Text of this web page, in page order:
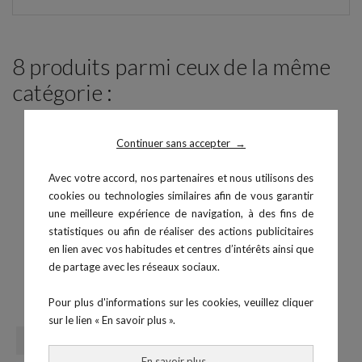
Continuer sans accepter →
Avec votre accord, nos partenaires et nous utilisons des
cookies ou technologies similaires afin de vous garantir
une meilleure expérience de navigation, à des fins de
statistiques ou afin de réaliser des actions publicitaires
en lien avec vos habitudes et centres d’intérêts ainsi que
de partage avec les réseaux sociaux.
Pour plus d'informations sur les cookies, veuillez cliquer
sur le lien « En savoir plus ».
8 produits parmi ceux de la même
catégorie :
Prix
219,99 €